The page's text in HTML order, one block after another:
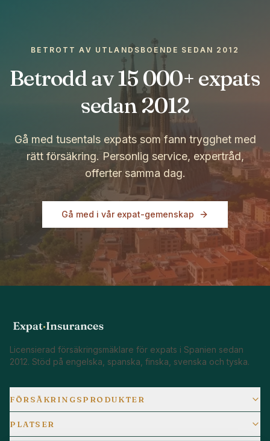
BETROTT AV UTLANDSBOENDE SEDAN 2012
Betrodd av 15 000+ expats
sedan 2012
Gå med tusentals expats som fann trygghet med
rätt försäkring. Personlig service, expertråd,
offerter samma dag.
Gå med i vår expat-gemenskap
Licensierad försäkringsmäklare för expats i Spanien sedan
2012. Stöd på engelska, spanska, finska, svenska och tyska.
FÖRSÄKRINGSPRODUKTER
PLATSER